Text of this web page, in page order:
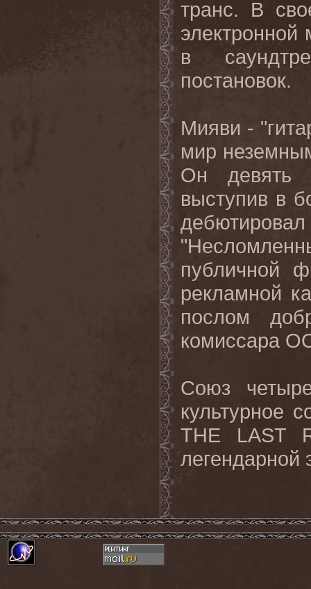
транс. В
электронной
в
постановок.
Мияви - "
мир
Он
девять
выступив в
публичной
рекламной
послом
комиссара
Союз
культурное
THE
LAST
легендарной